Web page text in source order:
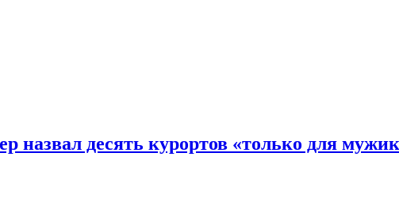
назвал десять курортов «только для